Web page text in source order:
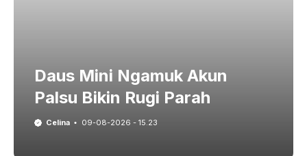
Daus Mini Ngamuk Akun
Palsu Bikin Rugi Parah
Celina 09-08-2026 - 15.23